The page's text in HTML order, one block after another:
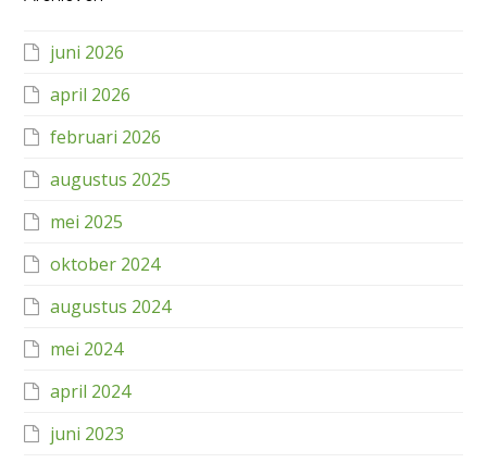
juni 2026
april 2026
februari 2026
augustus 2025
mei 2025
oktober 2024
augustus 2024
mei 2024
april 2024
juni 2023